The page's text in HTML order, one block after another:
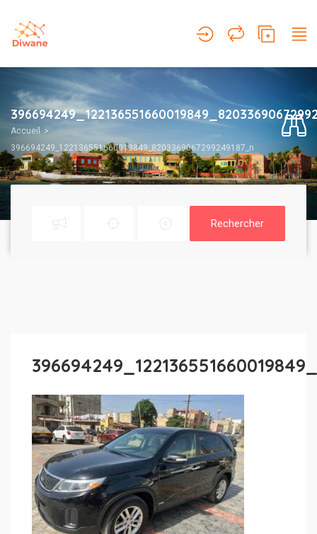
Accueil
396694249_122136551660019849_8203369067299249187_n
Rechercher